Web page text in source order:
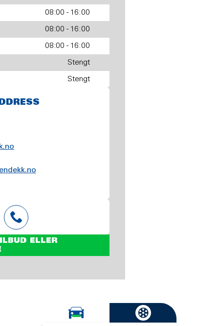
08:00 - 16:00
08:00 - 16:00
08:00 - 16:00
Stengt
Stengt
ELLER